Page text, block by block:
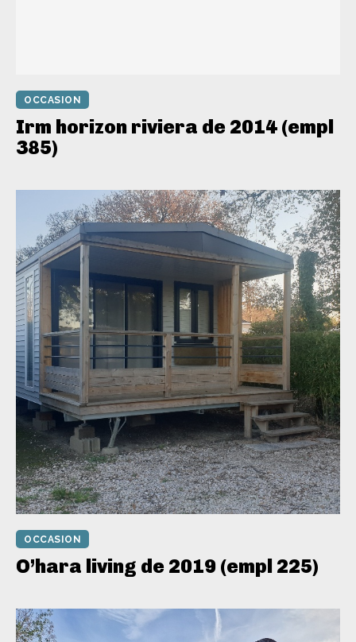
OCCASION
Irm horizon riviera de 2014 (empl
385)
OCCASION
O’hara living de 2019 (empl 225)